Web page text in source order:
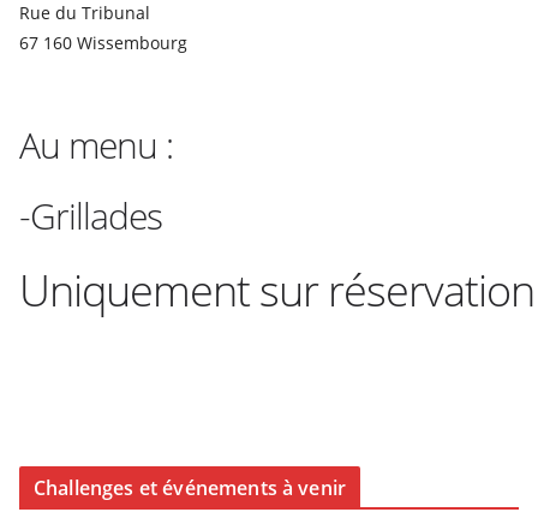
Rue du Tribunal
67 160 Wissembourg
Au menu :
-Grillades
Uniquement sur réservation
Challenges et événements à venir